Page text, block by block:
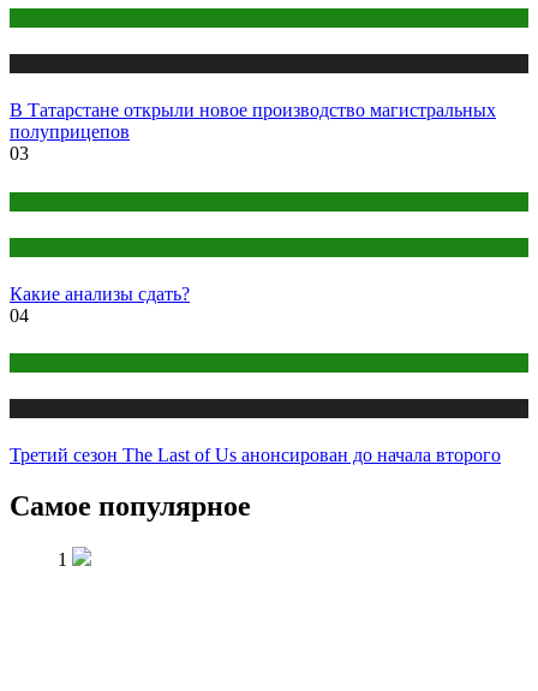
В Татарстане открыли новое производство магистральных
полуприцепов
03
Какие анализы сдать?
04
Третий сезон The Last of Us анонсирован до начала второго
Самое популярное
1